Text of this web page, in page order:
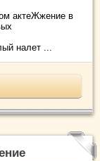
актеЖжение в
налет ...